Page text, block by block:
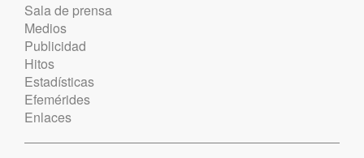
Sala de prensa
Medios
Publicidad
Hitos
Estadísticas
Efemérides
Enlaces